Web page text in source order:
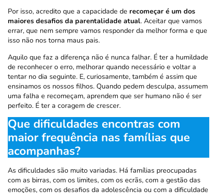
Por isso, acredito que a capacidade de recomeçar é um dos
maiores desafios da parentalidade atual. Aceitar que vamos
errar, que nem sempre vamos responder da melhor forma e que
isso não nos torna maus pais.
Aquilo que faz a diferença não é nunca falhar. É ter a humildade
de reconhecer o erro, melhorar quando necessário e voltar a
tentar no dia seguinte. E, curiosamente, também é assim que
ensinamos os nossos filhos. Quando pedem desculpa, assumem
uma falha e recomeçam, aprendem que ser humano não é ser
perfeito. É ter a coragem de crescer.
Que dificuldades encontras com
maior frequência nas famílias que
acompanhas?
As dificuldades são muito variadas. Há famílias preocupadas
com as birras, com os limites, com os ecrãs, com a gestão das
emoções, com os desafios da adolescência ou com a dificuldade